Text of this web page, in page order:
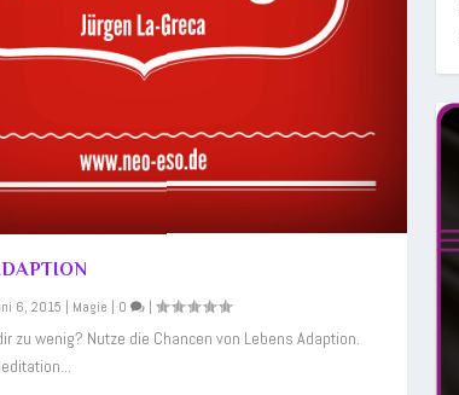
6, 2015 | Magie | 0 |
zu wenig? Nutze die Chancen von Lebens Adaption.